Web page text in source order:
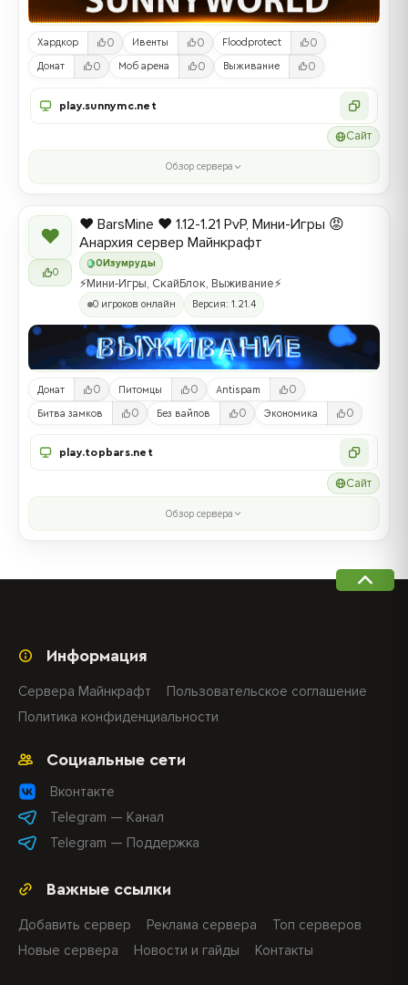
Хардкор 0 Ивенты 0 Floodprotect 0
Донат 0 Моб арена 0 Выживание 0
play.sunnymc.net
Сайт
Обзор сервера
❤
0
0 Изумруды
❤️ BarsMine ❤️ 1.12-1.21 PvP, Мини-Игры 😡
Анархия сервер Майнкрафт
⚡Мини-Игры, СкайБлок, Выживание⚡
0 игроков онлайн Версия: 1.21.4
Донат 0 Питомцы 0 Antispam 0
Битва замков 0 Без вайпов 0 Экономика 0
play.topbars.net
Сайт
Обзор сервера
Важные ссылки
Добавить сервер Реклама сервера
Топ серверов
Новые сервера
Новости и гайды Контакты
Социальные сети
Вконтакте
Telegram — Канал
Telegram — Поддержка
Информация
Сервера Майнкрафт
Пользовательское соглашение
Политика конфиденциальности